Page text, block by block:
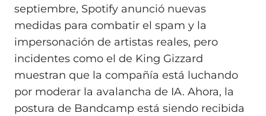
septiembre, Spotify anunció nuevas
medidas para combatir el spam y la
impersonación de artistas reales, pero
incidentes como el de King Gizzard
muestran que la compañía está luchando
por moderar la avalancha de IA. Ahora, la
postura de Bandcamp está siendo recibida